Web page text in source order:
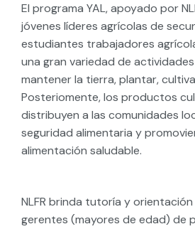
El programa YAL, apoyado por
jóvenes líderes agrícolas de
estudiantes trabajadores
una gran variedad de
mantener la tierra, plantar,
Posteriomente, los productos
distribuyen a las comunidades
seguridad alimentaria y
alimentación saludable.
NLFR brinda tutoría y
gerentes (mayores de edad) de